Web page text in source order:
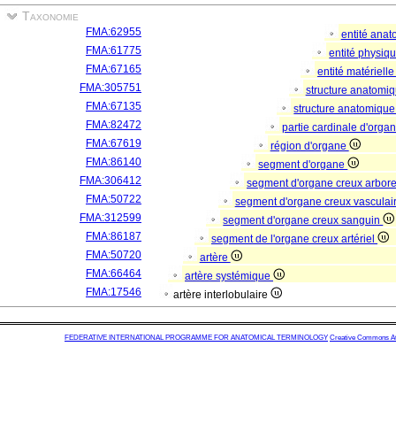
Taxonomie
FMA:62955
entité
FMA:61775
entité
FMA:67165
entité matérielle
FMA:305751
structure
FMA:67135
structure
FMA:82472
partie cardinale
FMA:67619
région d'organe
FMA:86140
segment d'organe
FMA:306412
segment d'organe creux
FMA:50722
segment d'organe creux
FMA:312599
segment d'organe creux sanguin
FMA:86187
segment de l'organe creux artériel
FMA:50720
artère
FMA:66464
artère systémique
FMA:17546
artère interlobulaire
FEDERATIVE INTERNATIONAL PROGRAMME FOR ANATOMICAL TERMINOLOGY Creative Commons